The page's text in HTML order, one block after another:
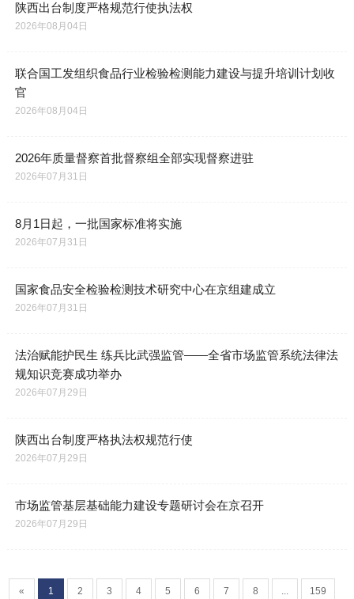
陕西出台制度严格规范行使执法权
2026年08月04日
联合国工发组织食品行业检验检测能力建设与提升培训计划收
官
2026年08月04日
2026年质量督察首批督察组全部实现督察进驻
2026年07月31日
8月1日起，一批国家标准将实施
2026年07月31日
国家食品安全检验检测技术研究中心在京组建成立
2026年07月31日
法治赋能护民生 练兵比武强监管——全省市场监管系统法律法
规知识竞赛成功举办
2026年07月29日
陕西出台制度严格执法权规范行使
2026年07月29日
市场监管基层基础能力建设专题研讨会在京召开
2026年07月29日
« 1 2 3 4 5 6 7 8 ... 159